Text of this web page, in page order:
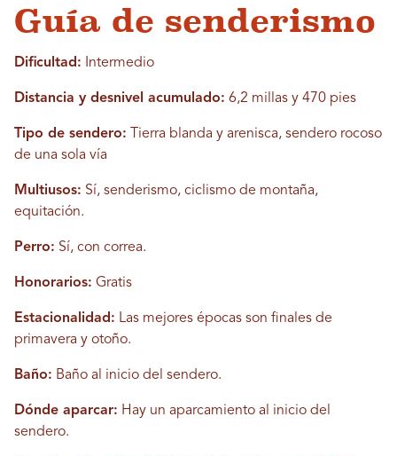
Guía de senderismo
Dificultad: Intermedio
Distancia y desnivel acumulado: 6,2 millas y 470 pies
Tipo de sendero: Tierra blanda y arenisca, sendero rocoso
de una sola vía
Multiusos: Sí, senderismo, ciclismo de montaña,
equitación.
Perro: Sí, con correa.
Honorarios: Gratis
Estacionalidad: Las mejores épocas son finales de
primavera y otoño.
Baño: Baño al inicio del sendero.
Dónde aparcar: Hay un aparcamiento al inicio del
sendero.